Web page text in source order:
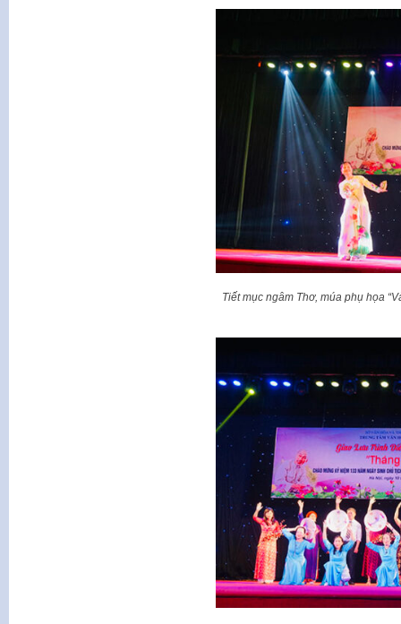
Tiết mục ngâm Thơ, múa phụ họa